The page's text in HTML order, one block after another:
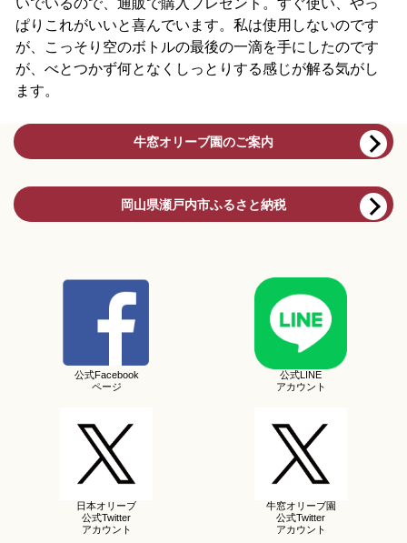
いでいるので、通販で購入プレゼント。すぐ使い、やっ
ぱりこれがいいと喜んでいます。私は使用しないのです
が、こっそり空のボトルの最後の一滴を手にしたのです
が、べとつかず何となくしっとりする感じが解る気がし
ます。
牛窓オリーブ園のご案内
岡山県瀬戸内市ふるさと納税
公式Facebook
ページ
公式LINE
アカウント
日本オリーブ
公式Twitter
アカウント
牛窓オリーブ園
公式Twitter
アカウント